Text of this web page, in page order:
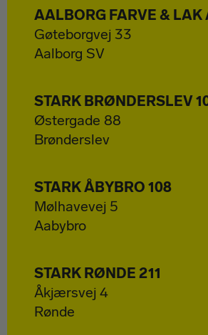
Produkter
& RENGØRING
Forhandlere
AALBORG FARVE & LAK
Gøteborgvej 33
Aalborg SV
STARK BRØNDERSLEV
Østergade 88
Brønderslev
STARK ÅBYBRO 108
Mølhavevej 5
Aabybro
STARK RØNDE 211
Åkjærsvej 4
Rønde